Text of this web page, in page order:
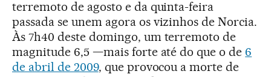
terremoto de agosto e da quinta-feira
passada se unem agora os vizinhos de Norcia.
Às 7h40 deste domingo, um terremoto de
magnitude 6,5 —mais forte até do que o de6
de abril de 2009, que provocou a morte de